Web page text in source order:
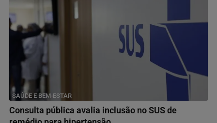
SAÚDE E BEM-ESTAR
Consulta pública avalia inclusão no SUS de